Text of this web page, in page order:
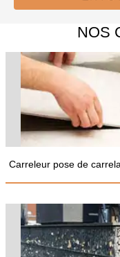
NOS
Carreleur pose de